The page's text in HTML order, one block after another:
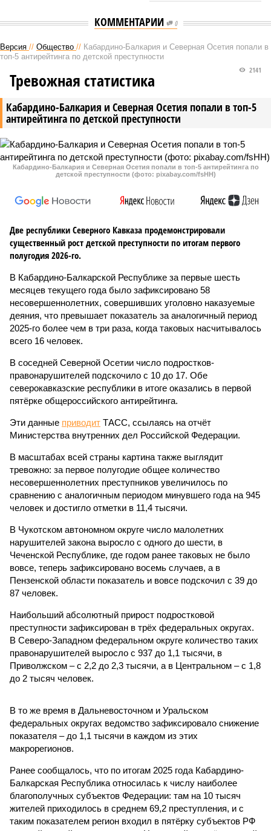
КОММЕНТАРИИ 0
Версия // Общество // Кабардино-Балкария и Северная Осетия попали в
топ-5 антирейтинга по детской преступности
Кабардино-Балкария и Северная Осетия попали в топ-5
антирейтинга по детской преступности
2141
Тревожная статистика
Кабардино-Балкария и Северная Осетия попали в топ-5 антирейтинга по
детской преступности (фото: pixabay.com/fsHH)
Две республики Северного Кавказа продемонстрировали
существенный рост детской преступности по итогам первого
полугодия 2026-го.
В Кабардино-Балкарской Республике за первые шесть
месяцев текущего года было зафиксировано 58
несовершеннолетних, совершивших уголовно наказуемые
деяния, что превышает показатель за аналогичный период
2025-го более чем в три раза, когда таковых насчитывалось
всего 16 человек.
В соседней Северной Осетии число подростков-
правонарушителей подскочило с 10 до 17. Обе
северокавказские республики в итоге оказались в первой
пятёрке общероссийского антирейтинга.
Эти данные приводит ТАСС, ссылаясь на отчёт
Министерства внутренних дел Российской Федерации.
В масштабах всей страны картина также выглядит
тревожно: за первое полугодие общее количество
несовершеннолетних преступников увеличилось по
сравнению с аналогичным периодом минувшего года на 945
человек и достигло отметки в 11,4 тысячи.
В Чукотском автономном округе число малолетних
нарушителей закона выросло с одного до шести, в
Чеченской Республике, где годом ранее таковых не было
вовсе, теперь зафиксировано восемь случаев, а в
Пензенской области показатель и вовсе подскочил с 39 до
87 человек.
Наибольший абсолютный прирост подростковой
преступности зафиксирован в трёх федеральных округах.
В Северо-Западном федеральном округе количество таких
правонарушителей выросло с 937 до 1,1 тысячи, в
Приволжском – с 2,2 до 2,3 тысячи, а в Центральном – с 1,8
до 2 тысяч человек.
В то же время в Дальневосточном и Уральском
федеральных округах ведомство зафиксировало снижение
показателя – до 1,1 тысячи в каждом из этих
макрорегионов.
Ранее сообщалось, что по итогам 2025 года Кабардино-
Балкарская Республика относилась к числу наиболее
благополучных субъектов Федерации: там на 10 тысяч
жителей приходилось в среднем 69,2 преступления, и с
таким показателем регион входил в пятёрку субъектов РФ